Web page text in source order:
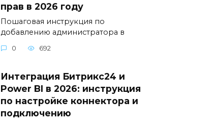
прав в 2026 году
Пошаговая инструкция по
добавлению администратора в
0 692
Интеграция Битрикс24 и
Power BI в 2026: инструкция
по настройке коннектора и
подключению